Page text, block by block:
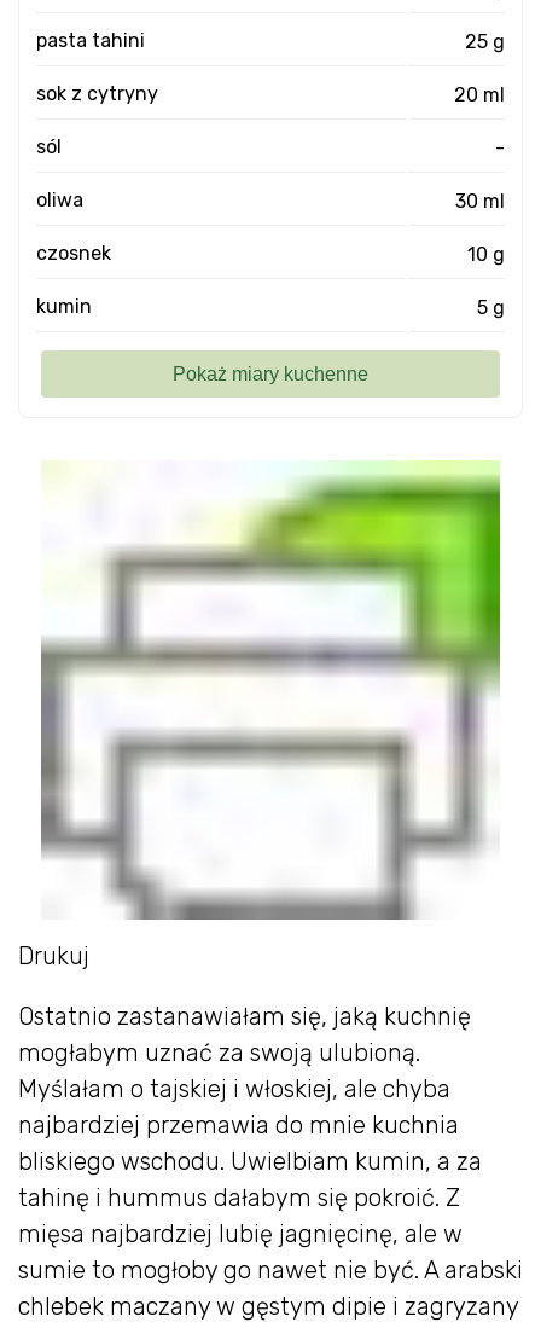
Drukuj
Ostatnio zastanawiałam się, jaką kuchnię
mogłabym uznać za swoją ulubioną.
Myślałam o tajskiej i włoskiej, ale chyba
najbardziej przemawia do mnie kuchnia
bliskiego wschodu. Uwielbiam kumin, a za
tahinę i hummus dałabym się pokroić. Z
mięsa najbardziej lubię jagnięcinę, ale w
sumie to mogłoby go nawet nie być. A arabski
chlebek maczany w gęstym dipie i zagryzany
pasta tahini 25 g
sok z cytryny 20 ml
sól -
oliwa 30 ml
czosnek 10 g
kumin 5 g